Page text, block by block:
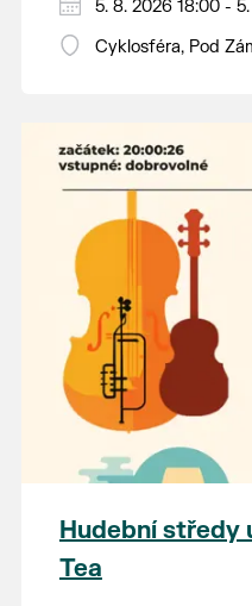
Hraje se jen za
Vstupné dobrovolné.
5. 8. 2026 18:00 -
Cyklosféra, Pod
Hudební středy
Tea